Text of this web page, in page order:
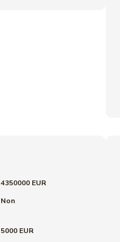
4350000 EUR
Non
5000 EUR